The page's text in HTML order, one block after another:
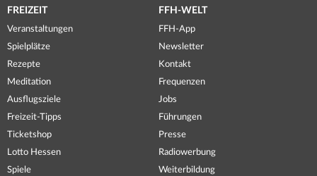
FREIZEIT
Veranstaltungen
Spielplätze
Rezepte
Meditation
Ausflugsziele
Freizeit-Tipps
Ticketshop
Lotto Hessen
Spiele
FFH-WELT
FFH-App
Newsletter
Kontakt
Frequenzen
Jobs
Führungen
Presse
Radiowerbung
Weiterbildung